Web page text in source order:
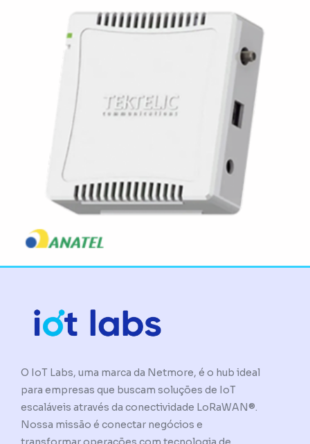
O IoT Labs, uma marca da Netmore, é o hub ideal
para empresas que buscam soluções de IoT
escaláveis através da conectividade LoRaWAN®.
Nossa missão é conectar negócios e